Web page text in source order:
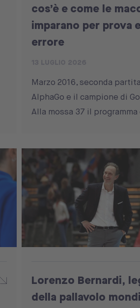
cos’è e come le
imparano per prova
errore
Marzo 2016, seconda
AlphaGo e il campione di
Alla mossa 37 il
Lorenzo Bernardi,
della pallavolo